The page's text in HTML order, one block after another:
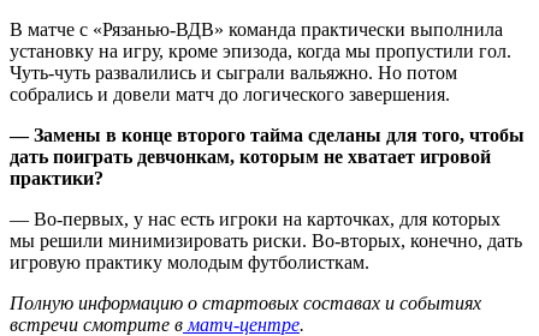
В матче с «Рязанью-ВДВ» команда практически выполнила
установку на игру, кроме эпизода, когда мы пропустили гол.
Чуть-чуть развалились и сыграли вальяжно. Но потом
собрались и довели матч до логического завершения.
— Замены в конце второго тайма сделаны для того, чтобы
дать поиграть девчонкам, которым не хватает игровой
практики?
— Во-первых, у нас есть игроки на карточках, для которых
мы решили минимизировать риски. Во-вторых, конечно, дать
игровую практику молодым футболисткам.
Полную информацию о стартовых составах и событиях
встречи смотрите в матч-центре.